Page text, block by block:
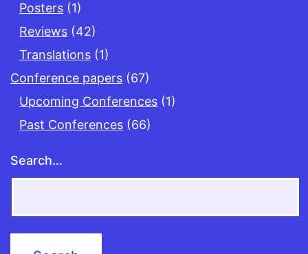
Posters (1)
Reviews (42)
Translations (1)
Conference papers (67)
Upcoming Conferences (1)
Past Conferences (66)
Search…